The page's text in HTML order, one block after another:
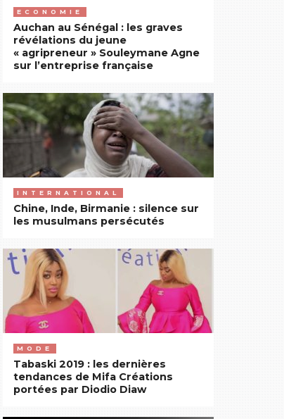
ECONOMIE
Auchan au Sénégal : les graves
révélations du jeune
« agripreneur » Souleymane Agne
sur l’entreprise française
INTERNATIONAL
Chine, Inde, Birmanie : silence sur
les musulmans persécutés
MODE
Tabaski 2019 : les dernières
tendances de Mifa Créations
portées par Diodio Diaw